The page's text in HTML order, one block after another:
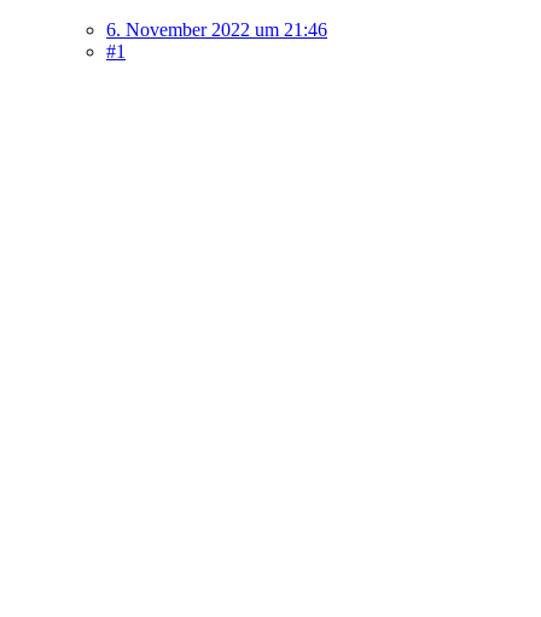
6. November 2022 um 21:46
#1